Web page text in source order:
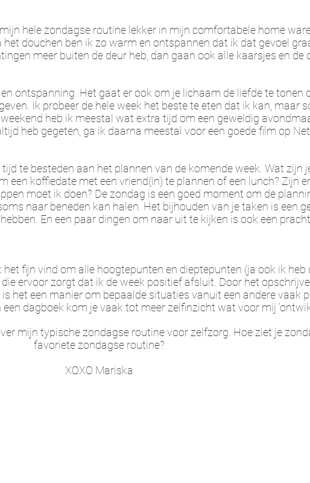
hele zondagse routine lekker in mijn comfortabele home
het douchen ben ik zo warm en ontspannen dat ik dat gevoel
meer buiten de deur heb, dan gaan ook alle kaarsjes en de
ontspanning. Het gaat er ook om je lichaam de liefde te tonen
Ik probeer de hele week het beste te eten dat ik kan, maar
heb ik meestal wat extra tijd om een ​​geweldig
heb gegeten, ga ik daarna meestal voor een goede film op
te besteden aan het plannen van de komende week. Wat zijn
een koffiedate met een vriend(in) te plannen of een lunch? Zijn
moet ik doen? De zondag is een goed moment om de
naar beneden kan halen. Het bijhouden van je taken is een
En een paar dingen om naar uit te kijken is ook een
fijn vind om alle hoogtepunten en dieptepunten (ja ook ik heb
ervoor zorgt dat ik de week positief afsluit. Door het
het een manier om bepaalde situaties vanuit een andere vaak
dagboek kom je vaak tot meer zelfinzicht wat voor mij
mijn typische zondagse routine voor zelfzorg. Hoe ziet je
favoriete zondagse routine?
XOXO Mariska